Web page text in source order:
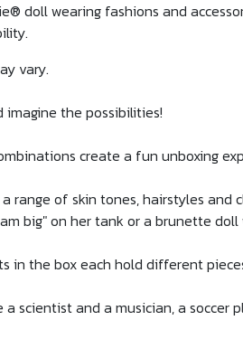
doll wearing fashions and
vary.
the possibilities!
create a fun unboxing
of skin tones, hairstyles and
big" on her tank or a brunette
in the box each hold different
scientist and a musician, a